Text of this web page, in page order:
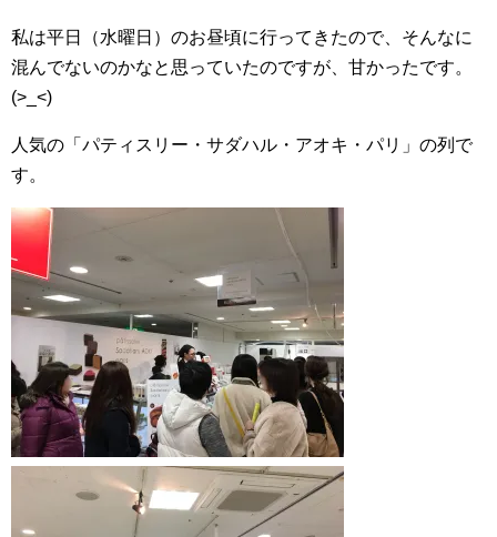
私は平日（水曜日）のお昼頃に行ってきたので、そんなに
混んでないのかなと思っていたのですが、甘かったです。
(>_<)
人気の「パティスリー・サダハル・アオキ・パリ」の列で
す。